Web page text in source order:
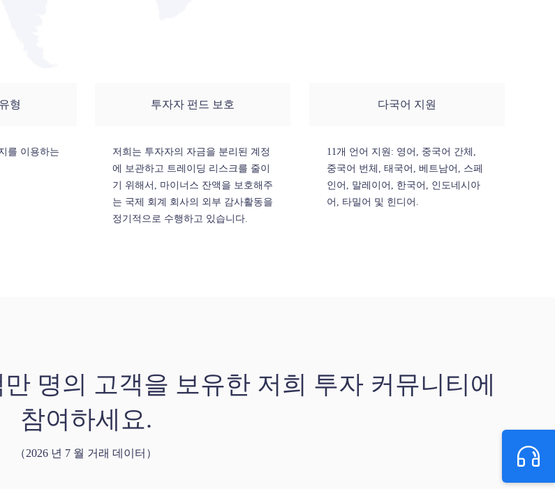
형
를 이용하는
투자자 펀드 보호
저희는 투자자의 자금을 분리된 계정
에 보관하고 트레이딩 리스크를 줄이
기 위해서, 마이너스 잔액을 보호해주
는 국제 회계 회사의 외부 감사활동을
정기적으로 수행하고 있습니다.
다국어 지원
11개 언어 지원: 영어, 중국어 간체,
중국어 번체, 태국어, 베트남어, 스페
인어, 말레이어, 한국어, 인도네시아
어, 타밀어 및 힌디어.
명의 고객을 보유한 저희 투자 커뮤니티에
참여하세요.
（2026 년 7 월 거래 데이터）